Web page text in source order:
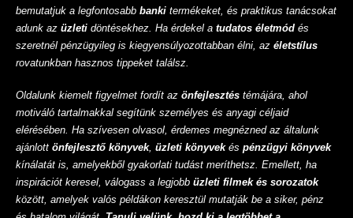
bemutatjuk a legfontosabb banki termékeket, és praktikus tanácsokat
adunk az üzleti döntésekhez. Ha érdekel a tudatos életmód és
szeretnél pénzügyileg is kiegyensúlyozottabban élni, az életstílus
rovatunkban hasznos tippeket találsz.
Oldalunk kiemelt figyelmet fordít az önfejlesztés témájára, ahol
motiváló tartalmakkal segítünk személyes és anyagi céljaid
elérésében. Ha szívesen olvasol, érdemes megnézned az általunk
ajánlott önfejlesztő könyvek, üzleti könyvekés pénzügyi könyvek
kínálatát is, amelyekből gyakorlati tudást meríthetsz. Emellett, ha
inspirációt keresel, válogass a legjobb üzleti filmek és sorozatok
között, amelyek valós példákon keresztül mutatják be a siker, pénz